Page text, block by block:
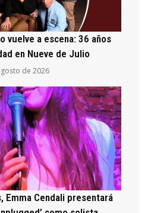
vuelve a escena: 36 años
en Nueve de Julio
de 2026
Emma Cendali presentará